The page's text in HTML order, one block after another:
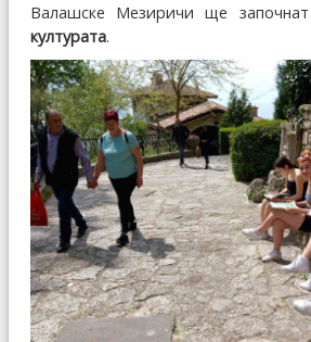
Валашске Мезиричи ще започнат
културата.